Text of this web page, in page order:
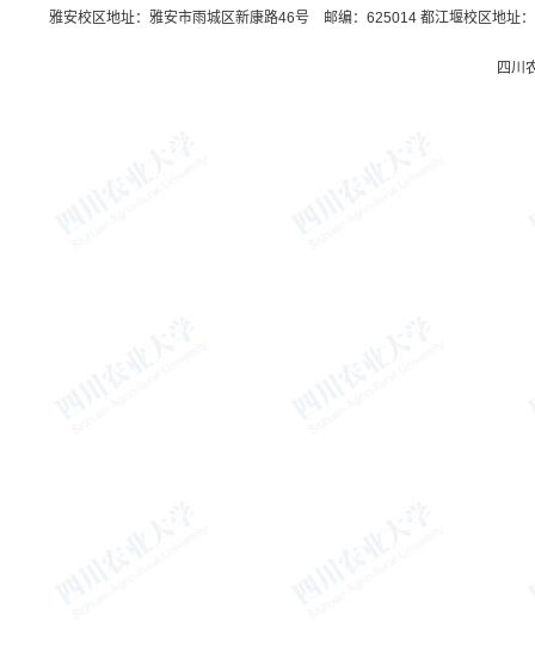
雅安校区地址：雅安市雨城区新康路46号 邮编：625014 都江堰校区地址
四川